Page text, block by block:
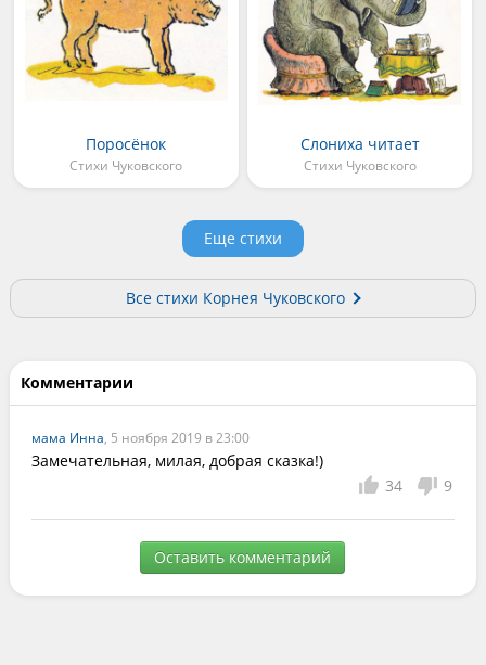
Поросёнок
Стихи Чуковского
Слониха читает
Стихи Чуковского
Еще стихи
Все стихи Корнея Чуковского
Комментарии
мама Инна, 5 ноября 2019 в 23:00
Замечательная, милая, добрая сказка!)
34
9
Оставить комментарий